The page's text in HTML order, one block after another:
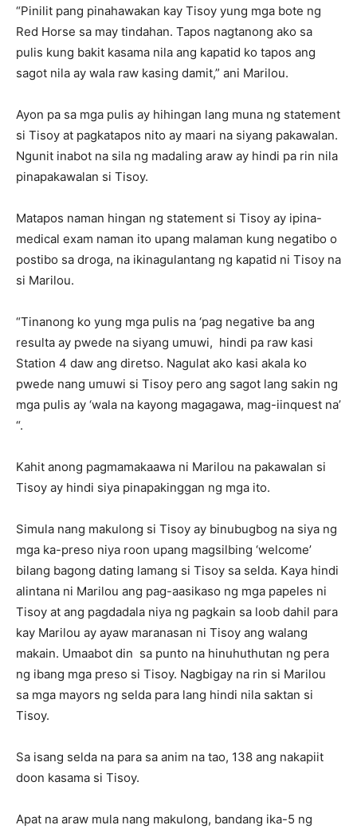
“Pinilit pang pinahawakan kay Tisoy yung mga bote ng
Red Horse sa may tindahan. Tapos nagtanong ako sa
pulis kung bakit kasama nila ang kapatid ko tapos ang
sagot nila ay wala raw kasing damit,” ani Marilou.
Ayon pa sa mga pulis ay hihingan lang muna ng statement
si Tisoy at pagkatapos nito ay maari na siyang pakawalan.
Ngunit inabot na sila ng madaling araw ay hindi pa rin nila
pinapakawalan si Tisoy.
Matapos naman hingan ng statement si Tisoy ay ipina-
medical exam naman ito upang malaman kung negatibo o
postibo sa droga, na ikinagulantang ng kapatid ni Tisoy na
si Marilou.
“Tinanong ko yung mga pulis na ‘pag negative ba ang
resulta ay pwede na siyang umuwi, hindi pa raw kasi
Station 4 daw ang diretso. Nagulat ako kasi akala ko
pwede nang umuwi si Tisoy pero ang sagot lang sakin ng
mga pulis ay ‘wala na kayong magagawa, mag-iinquest na’
“.
Kahit anong pagmamakaawa ni Marilou na pakawalan si
Tisoy ay hindi siya pinapakinggan ng mga ito.
Simula nang makulong si Tisoy ay binubugbog na siya ng
mga ka-preso niya roon upang magsilbing ‘welcome’
bilang bagong dating lamang si Tisoy sa selda. Kaya hindi
alintana ni Marilou ang pag-aasikaso ng mga papeles ni
Tisoy at ang pagdadala niya ng pagkain sa loob dahil para
kay Marilou ay ayaw maranasan ni Tisoy ang walang
makain. Umaabot din sa punto na hinuhuthutan ng pera
ng ibang mga preso si Tisoy. Nagbigay na rin si Marilou
sa mga mayors ng selda para lang hindi nila saktan si
Tisoy.
Sa isang selda na para sa anim na tao, 138 ang nakapiit
doon kasama si Tisoy.
Apat na araw mula nang makulong, bandang ika-5 ng